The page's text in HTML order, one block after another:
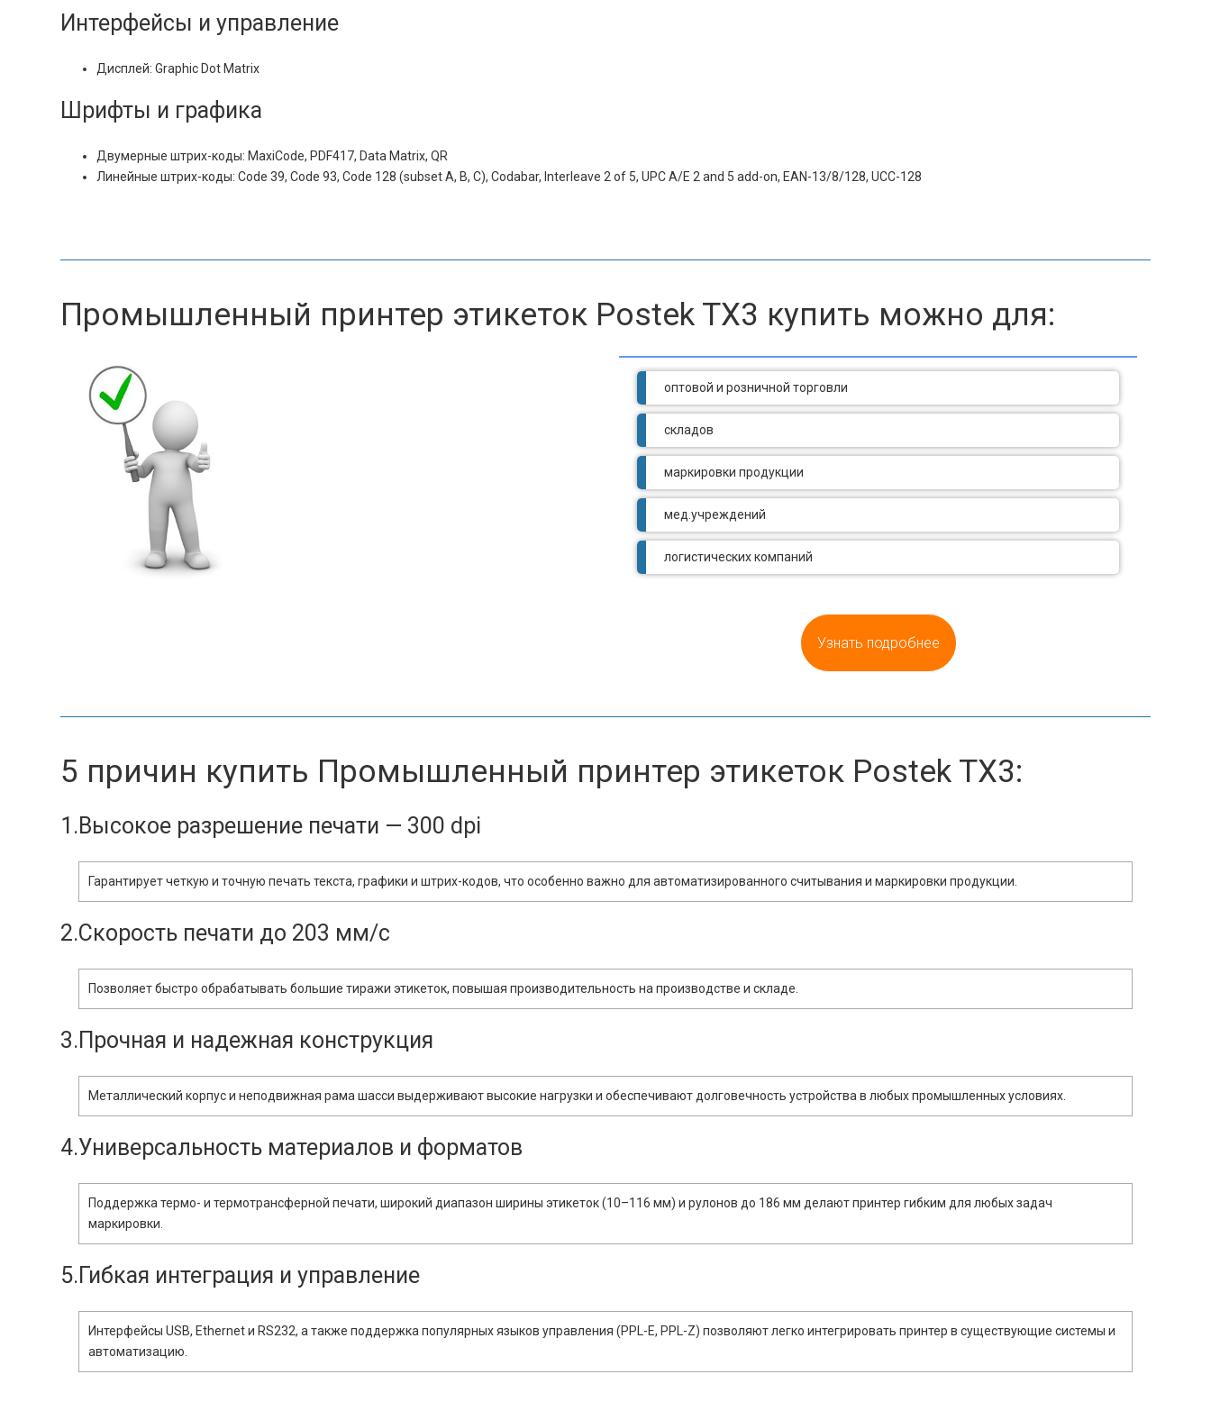
Интерфейсы и управление
Дисплей: Graphic Dot Matrix
Шрифты и графика
Двумерные штрих-коды: MaxiCode, PDF417, Data Matrix, QR
Линейные штрих-коды: Code 39, Code 93, Code 128 (subset A, B, C), Codabar, Interleave 2 of 5, UPC A/E 2 and 5 add-on, EAN-13/8/128, UCC-128
Промышленный принтер этикеток Postek TX3 купить можно для:
оптовой и розничной торговли
складов
маркировки продукции
мед.учреждений
логистических компаний
Узнать подробнее
5 причин купить Промышленный принтер этикеток Postek TX3:
1.Высокое разрешение печати — 300 dpi
Гарантирует четкую и точную печать текста, графики и штрих-кодов, что особенно важно для автоматизированного считывания и маркировки продукции.
2.Скорость печати до 203 мм/с
Позволяет быстро обрабатывать большие тиражи этикеток, повышая производительность на производстве и складе.
3.Прочная и надежная конструкция
Металлический корпус и неподвижная рама шасси выдерживают высокие нагрузки и обеспечивают долговечность устройства в любых промышленных условиях.
4.Универсальность материалов и форматов
Поддержка термо- и термотрансферной печати, широкий диапазон ширины этикеток (10–116 мм) и рулонов до 186 мм делают принтер гибким для любых задач
маркировки.
5.Гибкая интеграция и управление
Интерфейсы USB, Ethernet и RS232, а также поддержка популярных языков управления (PPL-E, PPL-Z) позволяют легко интегрировать принтер в существующие системы и
автоматизацию.